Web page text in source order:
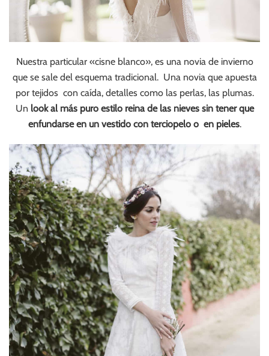
Nuestra particular «cisne blanco», es una novia de invierno
que se sale del esquema tradicional. Una novia que apuesta
por tejidos con caída, detalles como las perlas, las plumas.
Un look al más puro estilo reina de las nieves sin tener que
enfundarse en un vestido con terciopelo o en pieles.